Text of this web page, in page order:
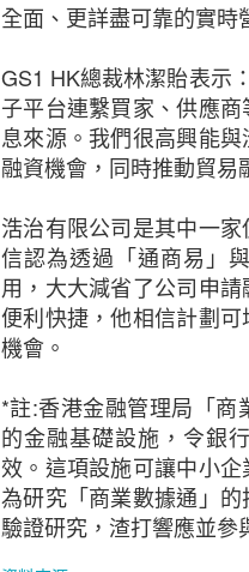
全面、更詳盡可靠的實時
GS1 HK總裁林潔貽表示
子平台連繫買家、供應
息來源。我們很高興能
融資機會，同時推動貿易
浩治有限公司是其中一
信認為透過「通商易」
用，大大減省了公司申
便利快捷，他相信計劃
機會。
*註:香港金融管理局「商
的金融基礎設施，令銀
效。這項設施可讓中小
為研究「商業數據通」
驗證研究，渣打響應並參
等，企業要在不同市場妥
其忽視保險作為風險管理
只有少數中小企有就其關
本港中小企最關注的業務
及設備故障（69%）。雖
16%和18%持有相關保險
于蕾表示：「就業務連續
性，亦可以協助企業在
用，幫助中小企應付設
信，適切的保障可以令
引，讓他們找到對其業務
中小企調查由昆士蘭保險
※ 以上內容資料